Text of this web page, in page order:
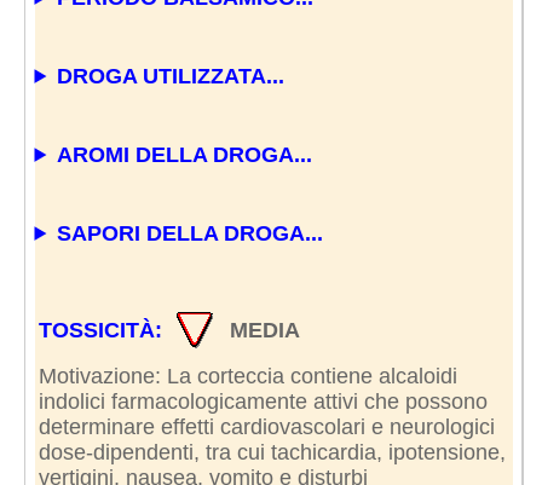
DROGA UTILIZZATA...
AROMI DELLA DROGA...
SAPORI DELLA DROGA...
TOSSICITÀ:
MEDIA
Motivazione: La corteccia contiene alcaloidi
indolici farmacologicamente attivi che possono
determinare effetti cardiovascolari e neurologici
dose-dipendenti, tra cui tachicardia, ipotensione,
vertigini, nausea, vomito e disturbi